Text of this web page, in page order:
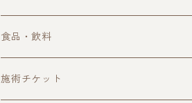
単品購入
定期購入
食品・飲料
珈琲・ノンカフェイン珈琲
施術チケット